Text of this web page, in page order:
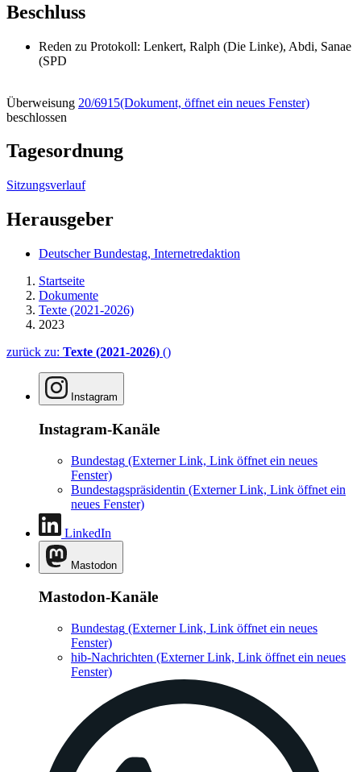
Beschluss
Reden zu Protokoll: Lenkert, Ralph (Die Linke), Abdi, Sanae
(SPD
Überweisung 20/6915(Dokument, öffnet ein neues Fenster)
beschlossen
Tagesordnung
Sitzungsverlauf
Herausgeber
Deutscher Bundestag, Internetredaktion
Startseite
Dokumente
Texte (2021-2026)
2023
zurück zu: Texte (2021-2026) ()
Instagram
Instagram-Kanäle
Bundestag (Externer Link, Link öffnet ein neues
Fenster)
Bundestagspräsidentin (Externer Link, Link öffnet ein
neues Fenster)
LinkedIn
Mastodon
Mastodon-Kanäle
Bundestag (Externer Link, Link öffnet ein neues
Fenster)
hib-Nachrichten (Externer Link, Link öffnet ein neues
Fenster)